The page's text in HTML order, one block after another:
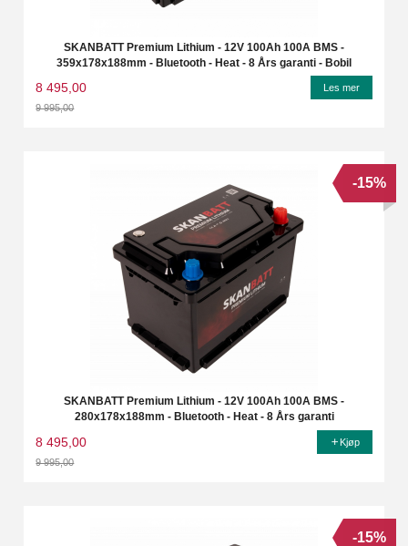
SKANBATT Premium Lithium - 12V 100Ah 100A BMS -
359x178x188mm - Bluetooth - Heat - 8 Års garanti - Bobil
8 495,00
9 995,00
Les mer
SKANBATT Premium Lithium - 12V 100Ah 100A BMS -
280x178x188mm - Bluetooth - Heat - 8 Års garanti
8 495,00
9 995,00
-15%
Kjøp
-15%